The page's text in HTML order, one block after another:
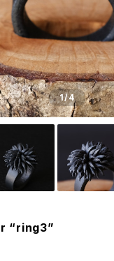
1/4
“ring3”